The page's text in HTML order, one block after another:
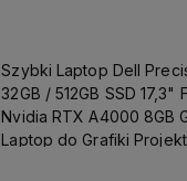
Szybki Laptop Dell
32GB / 512GB SSD 17,3"
Nvidia RTX A4000 8GB
Laptop do Grafiki